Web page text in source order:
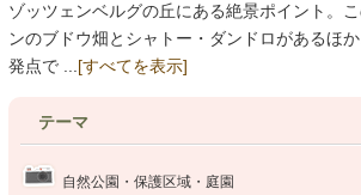
ゾッツェンベルグの丘にある絶景ポイント。
ンのブドウ畑とシャトー・ダンドロがあるほ
発点で ...[すべてを表示]
テーマ
自然公園・保護区域・庭園